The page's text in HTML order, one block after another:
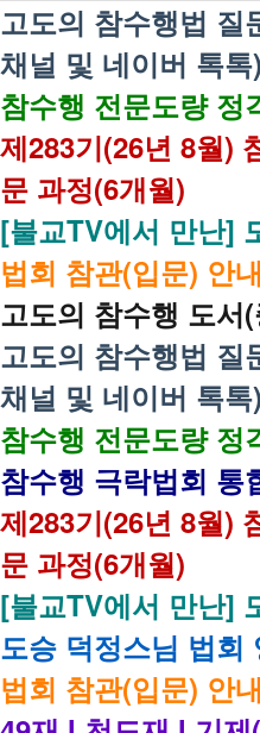
고도의 참수행법 질
채널 및 네이버 톡톡)
참수행 전문도량 정
제283기(26년 8월)
문 과정(6개월)
[불교TV에서 만난]
법회 참관(입문) 안내
고도의 참수행 도서
고도의 참수행법 질
채널 및 네이버 톡톡)
참수행 전문도량 정
참수행 극락법회 통
제283기(26년 8월)
문 과정(6개월)
[불교TV에서 만난]
도승 덕정스님 법회
법회 참관(입문) 안내